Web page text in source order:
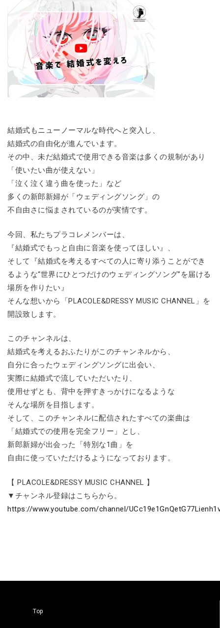
結婚式もニューノーマルな時代へと突入し、
結婚式の自由化が進んでいます。
その中、未だ結婚式で使用できる音楽は多くの規制があり
「使いたい曲が使えない」
「泣く泣く違う曲を使った」など
多くの新郎新婦が「ウェディングソング」の
不自由さに悩まされているのが実情です。
今回、私たちプラコレメンバーは、
『結婚式でもっと自由に音楽を使ってほしい』、
そして『結婚式を考えるすべての人に寄り添うことができ
るような“世界にひとつだけのウェディングソング”を届ける
場所を作りたい』
そんな想いから「PLACOLE&DRESSY MUSIC CHANNEL」を
開設致します。
このチャンネルは、
結婚式を考えるおふたりがこのチャンネルから、
自分に合ったウェディングソングに出会い、
実際に結婚式で流していただいたり、
使用せずとも、背中を押すきっかけになるような
そんな場所を目指します。
そして、このチャンネルに配信されたすべての楽曲は
「結婚式での使用を完全フリー」とし、
新郎新婦が出会った「特別な1曲」を
自由に使っていただけるようになっております。
【 PLACOLE&DRESSY MUSIC CHANNEL 】
▼チャンネル登録はこちらから。
https://www.youtube.com/channel/
Top